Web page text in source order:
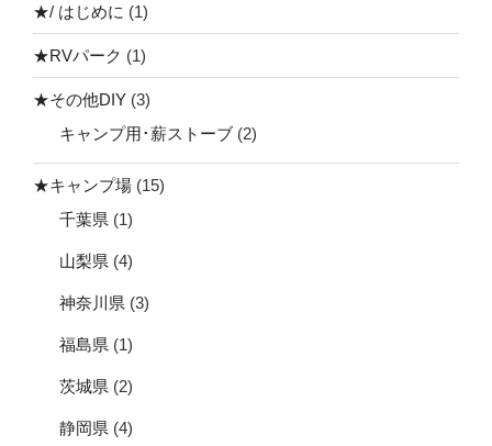
★/ はじめに (1)
★RVパーク (1)
★その他DIY (3)
キャンプ用･薪ストーブ (2)
★キャンプ場 (15)
千葉県 (1)
山梨県 (4)
神奈川県 (3)
福島県 (1)
茨城県 (2)
静岡県 (4)